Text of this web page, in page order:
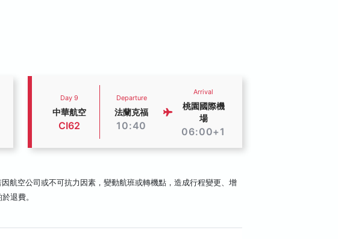
Day 9
中華航空
CI62
Departure
法蘭克福
10:40
Arrival
桃園國際機
場
06:00+1
航空公司或不可抗力因素，變動航班或轉機點，造成行程變更、增
退費。